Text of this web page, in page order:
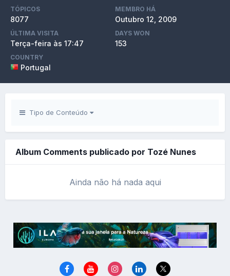
TÓPICOS
8077
MEMBRO HÁ
Outubro 12, 2009
ÚLTIMA VISITA
Terça-feira às 17:47
DAYS WON
153
COUNTRY
Portugal
Tipo de Conteúdo
Album Comments publicado por Tozé Nunes
Ainda não há nada aqui